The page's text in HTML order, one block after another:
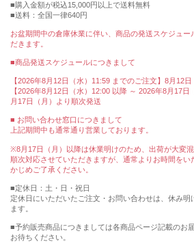
購入金額が税込15,000円以上で送料無料
送料：全国一律640円
お盆期間中の倉庫休業に伴い、商品の発送スケジュー
だきます。
■商品発送スケジュールにつきまして
【2026年8月12日（水）11:59 までのご注文】8月12
【2026年8月12日（水）12:00 以降 ～ 2026年8月17
月17日（月）より順次発送
■ お問い合わせ窓口につきまして
上記期間中も通常通り営業しております。
※8月17日（月）以降は休業明けのため、出荷が大変
順次対応させていただきますが、通常よりお時間を
かじめご了承ください。
■定休日：土・日・祝日
定休日にいただいたご注文・お問い合わせは、休み明
ます。
■予約販売商品につきましては各商品ページ記載のお
お待ちください。